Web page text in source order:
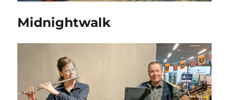
Midnightwalk